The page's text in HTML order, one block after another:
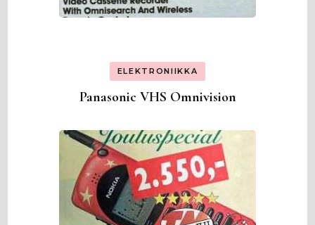
ELEKTRONIIKKA
Panasonic VHS Omnivision